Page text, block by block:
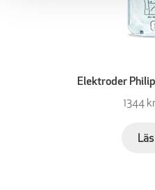
Elektroder
1344